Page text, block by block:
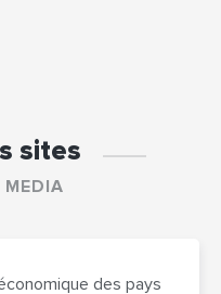
sites
MEDIA
des pays